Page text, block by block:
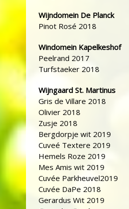
Wijndomein De Planck
Pinot Rosé 2018
Windomein Kapelkeshof
Peelrand 2017
Turfstaeker 2018
Wijngaard St. Martinus
Gris de Villare 2018
Olivier 2018
Zusje 2018
Bergdorpje wit 2019
Cuveé Textere 2019
Hemels Roze 2019
Mes Amis wit 2019
Cuvée Parkheuvel2019
Cuvée DaPe 2018
Gerardus Wit 2019